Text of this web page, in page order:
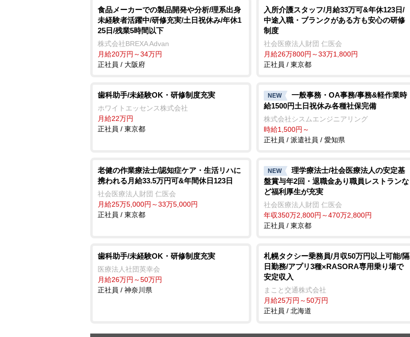
食品メーカーでの製品開発や分析/理系出身
未経験者活躍中/研修充実/土日祝休み/年休1
25日/残業5時間以下
株式会社BREXA Advan
月給20万円～34万円
正社員 / 大阪府
入所介護スタッフ/月給33万可&年休123日/
中途入職・ブランクがある方も安心の研修
制度
社会医療法人財団 仁医会
月給26万800円～33万1,800円
正社員 / 東京都
歯科助手/未経験OK・研修制度充実
ホワイトエッセンス株式会社
月給22万円
正社員 / 東京都
NEW
一般事務・OA事務/事務&軽作業時
給1500円土日祝休み各種社保完備
株式会社シスムエンジニアリング
時給1,500円～
正社員 / 派遣社員 / 愛知県
老健の作業療法士/認知症ケア・生活リハに
携われる月給33.5万円可&年間休日123日
社会医療法人財団 仁医会
月給25万5,000円～33万5,000円
正社員 / 東京都
NEW
理学療法士/社会医療法人の安定基
盤賞与年2回・退職金あり職員レストランな
ど福利厚生が充実
社会医療法人財団 仁医会
年収350万2,800円～470万2,800円
正社員 / 東京都
歯科助手/未経験OK・研修制度充実
医療法人社団英幸会
月給26万円～50万円
正社員 / 神奈川県
札幌タクシー乗務員/月収50万円以上可能/隔
日勤務/アプリ3種×RASORA専用乗り場で
安定収入
まこと交通株式会社
月給25万円～50万円
正社員 / 北海道